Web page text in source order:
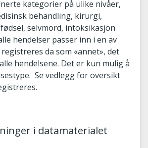
kategorier på ulike nivåer,
behandling, kirurgi,
selvmord, intoksikasjon
hendelser passer inn i en av
da som «annet», det
hendelsene. Det er kun mulig å
Se vedlegg for oversikt
i datamaterialet